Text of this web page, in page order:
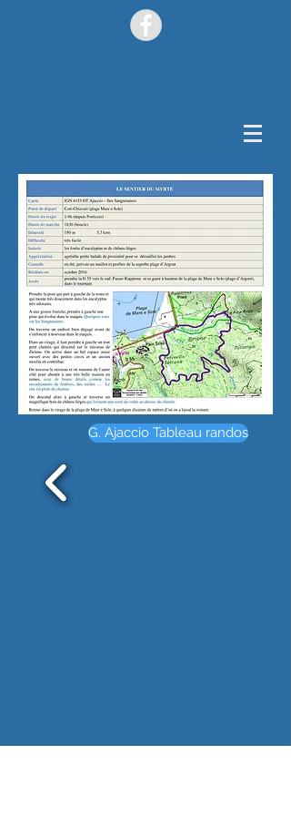
G. Ajaccio Tableau randos